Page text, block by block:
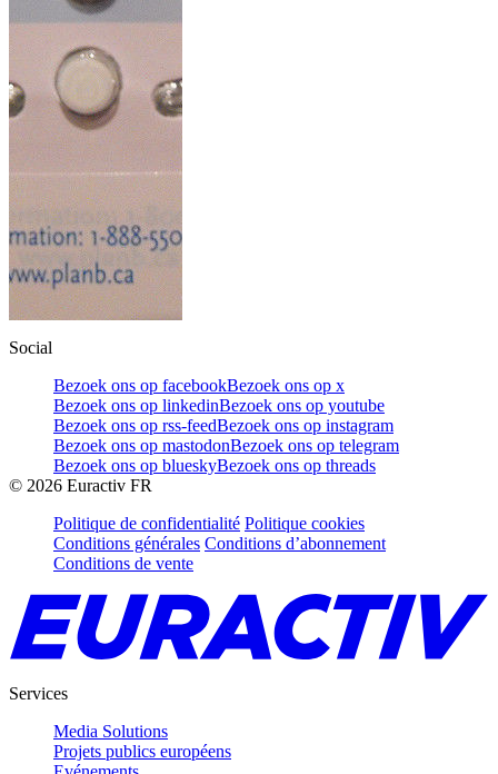
Social
Bezoek ons op facebookBezoek ons op x
Bezoek ons op linkedinBezoek ons op youtube
Bezoek ons op rss-feedBezoek ons op instagram
Bezoek ons op mastodonBezoek ons op telegram
Bezoek ons op blueskyBezoek ons op threads
© 2026 Euractiv FR
Politique de confidentialité Politique cookies
Conditions générales Conditions d’abonnement
Conditions de vente
Services
Media Solutions
Projets publics européens